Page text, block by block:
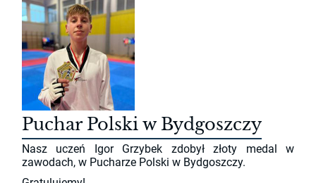
Puchar Polski w Bydgoszczy
Nasz uczeń Igor Grzybek zdobył złoty medal w
zawodach, w Pucharze Polski w Bydgoszczy.